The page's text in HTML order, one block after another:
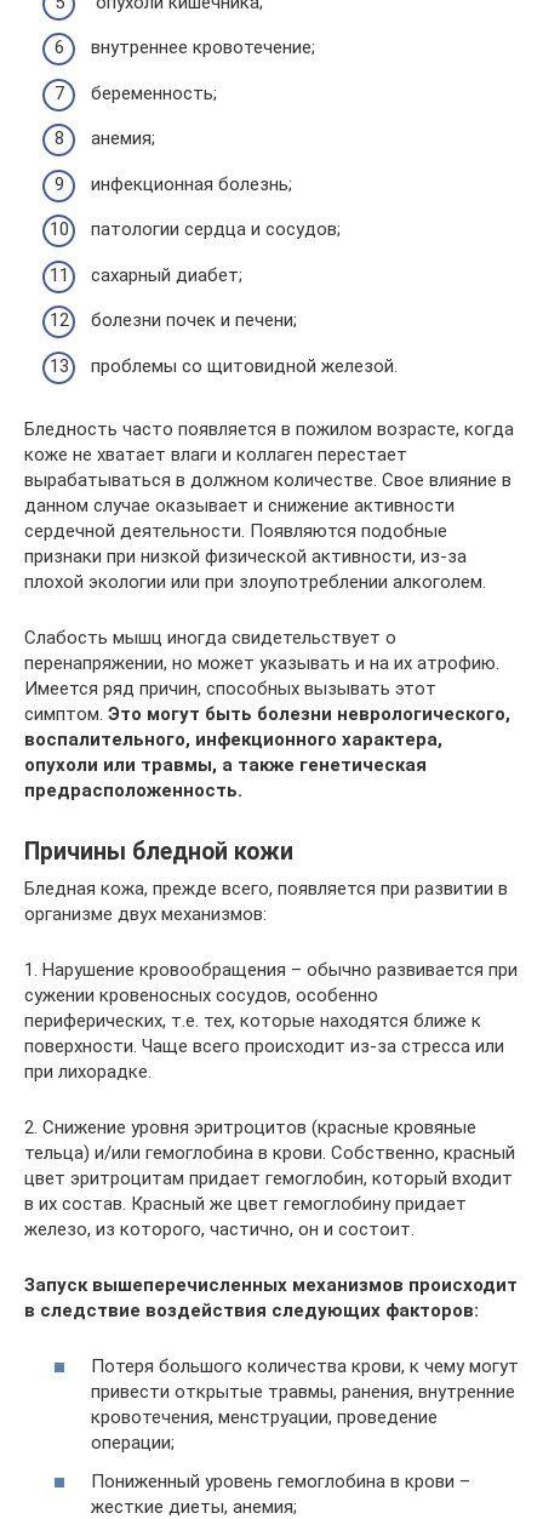
внутреннее кровотечение;
беременность;
анемия;
инфекционная болезнь;
патологии сердца и сосудов;
сахарный диабет;
болезни почек и печени;
проблемы со щитовидной железой.
Бледность часто появляется в пожилом возрасте, когда
коже не хватает влаги и коллаген перестает
вырабатываться в должном количестве. Свое влияние в
данном случае оказывает и снижение активности
сердечной деятельности. Появляются подобные
признаки при низкой физической активности, из-за
плохой экологии или при злоупотреблении алкоголем.
Слабость мышц иногда свидетельствует о
перенапряжении, но может указывать и на их атрофию.
Имеется ряд причин, способных вызывать этот
симптом. Это могут быть болезни неврологического,
воспалительного, инфекционного характера,
опухоли или травмы, а также генетическая
предрасположенность.
Причины бледной кожи
Бледная кожа, прежде всего, появляется при развитии в
организме двух механизмов:
1. Нарушение кровообращения – обычно развивается при
сужении кровеносных сосудов, особенно
периферических, т.е. тех, которые находятся ближе к
поверхности. Чаще всего происходит из-за стресса или
при лихорадке.
2. Снижение уровня эритроцитов (красные кровяные
тельца) и/или гемоглобина в крови. Собственно, красный
цвет эритроцитам придает гемоглобин, который входит
в их состав. Красный же цвет гемоглобину придает
железо, из которого, частично, он и состоит.
Запуск вышеперечисленных механизмов происходит
в следствие воздействия следующих факторов:
Потеря большого количества крови, к чему могут
привести открытые травмы, ранения, внутренние
кровотечения, менструации, проведение
операции;
Пониженный уровень гемоглобина в крови –
жесткие диеты, анемия;